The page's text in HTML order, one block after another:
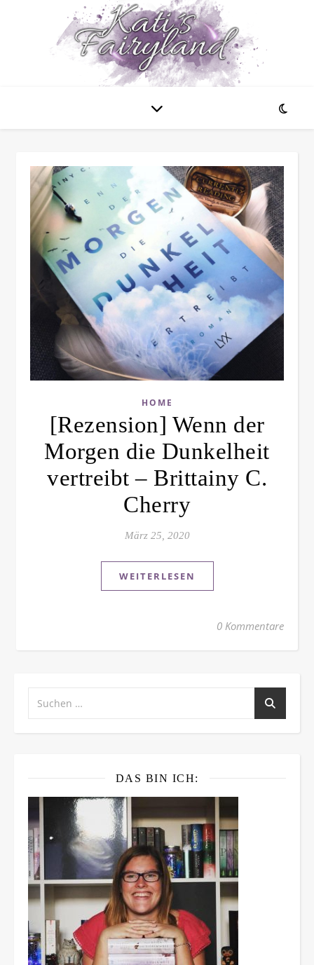
HOME
[Rezension] Wenn der
Morgen die Dunkelheit
vertreibt – Brittainy C.
Cherry
März 25, 2020
WEITERLESEN
0 Kommentare
DAS BIN ICH: